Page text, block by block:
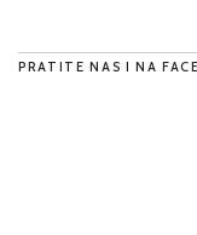
PRATITE NAS I NA